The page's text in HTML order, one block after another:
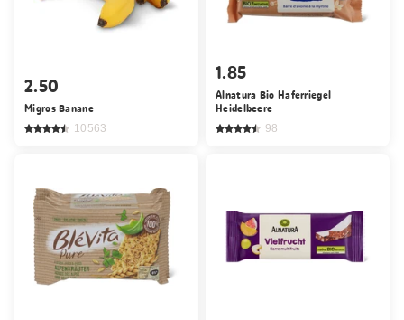
2.50
Migros Banane
10563
1.85
Alnatura Bio Haferriegel
Heidelbeere
98